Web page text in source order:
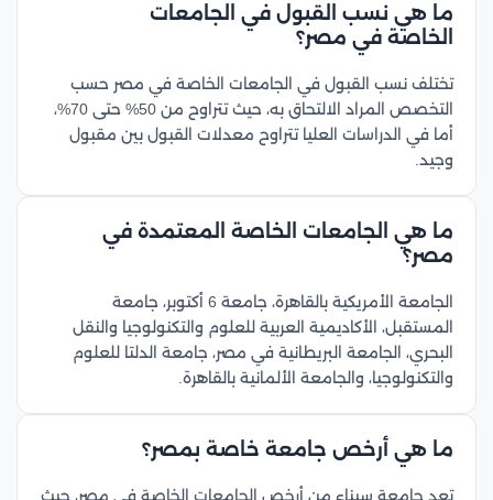
ما هي نسب القبول في الجامعات
الخاصة في مصر؟
تختلف نسب القبول في الجامعات الخاصة في مصر حسب
التخصص المراد الالتحاق به، حيث تتراوح من 50% حتى 70%،
أما في الدراسات العليا تتراوح معدلات القبول بين مقبول
وجيد.
ما هي الجامعات الخاصة المعتمدة في
مصر؟
الجامعة الأمريكية بالقاهرة، جامعة 6 أكتوبر، جامعة
المستقبل، الأكاديمية العربية للعلوم والتكنولوجيا والنقل
البحري، الجامعة البريطانية في مصر، جامعة الدلتا للعلوم
والتكنولوجيا، والجامعة الألمانية بالقاهرة.
ما هي أرخص جامعة خاصة بمصر؟
تعد جامعة سيناء من أرخص الجامعات الخاصة في مصر، حيث